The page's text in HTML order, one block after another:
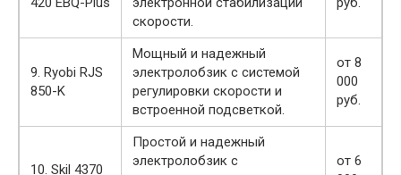
скорости.
9. Ryobi RJS
850-K
Мощный и надежный
электролобзик с системой
регулировки скорости и
встроенной подсветкой.
от 8
000
руб.
10. Skil 4370
Простой и надежный
электролобзик с
от 6